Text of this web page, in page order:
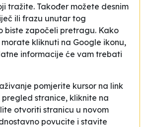
tražite. Također možete desnim
ili frazu unutar tog
biste započeli pretragu. Kako
kliknuti na Google ikonu,
informacije će vam trebati
pomjerite kursor na link
stranice, kliknite na
otvoriti stranicu u novom
povucite i stavite